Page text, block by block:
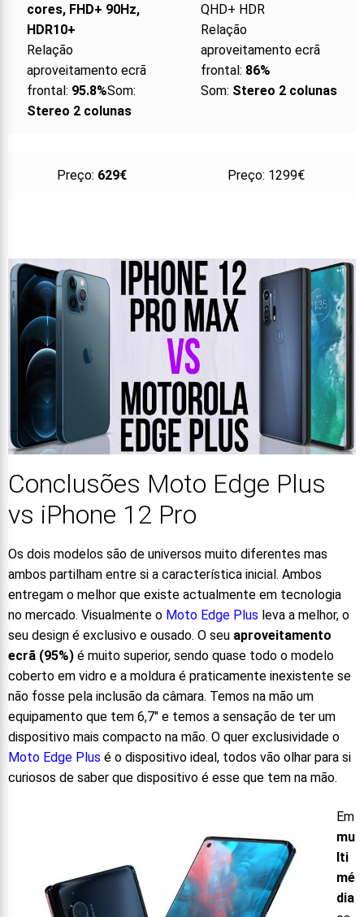
cores, FHD+ 90Hz,
HDR10+
Relação
aproveitamento ecrã
frontal: 95.8%Som:
Stereo 2 colunas
QHD+ HDR
Relação
aproveitamento ecrã
frontal: 86%
Som: Stereo 2 colunas
Preço: 629€ Preço: 1299€
Conclusões Moto Edge Plus
vs iPhone 12 Pro
Os dois modelos são de universos muito diferentes mas
ambos partilham entre si a característica inicial. Ambos
entregam o melhor que existe actualmente em tecnologia
no mercado. Visualmente o Moto Edge Plus leva a melhor, o
seu design é exclusivo e ousado. O seu aproveitamento
ecrã (95%) é muito superior, sendo quase todo o modelo
coberto em vidro e a moldura é praticamente inexistente se
não fosse pela inclusão da câmara. Temos na mão um
equipamento que tem 6,7″ e temos a sensação de ter um
dispositivo mais compacto na mão. O quer exclusividade o
Moto Edge Plus é o dispositivo ideal, todos vão olhar para si
curiosos de saber que dispositivo é esse que tem na mão.
Em
mu
lti
mé
dia